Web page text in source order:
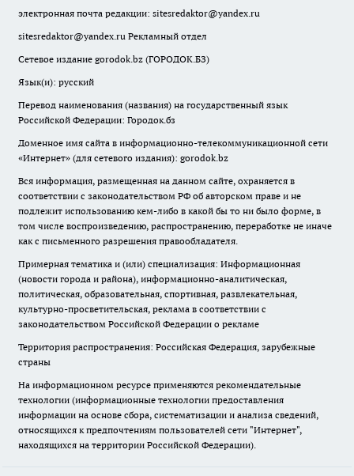
электронная почта редакции: sitesredaktor@yandex.ru
sitesredaktor@yandex.ru Рекламный отдел
Сетевое издание gorodok.bz (ГОРОДОК.БЗ)
Язык(и): русский
Перевод наименования (названия) на государственный язык
Российской Федерации: Городок.бз
Доменное имя сайта в информационно-телекоммуникационной сети
«Интернет» (для сетевого издания): gorodok.bz
Вся информация, размещенная на данном сайте, охраняется в
соответствии с законодательством РФ об авторском праве и не
подлежит использованию кем-либо в какой бы то ни было форме, в
том числе воспроизведению, распространению, переработке не иначе
как с письменного разрешения правообладателя.
Примерная тематика и (или) специализация: Информационная
(новости города и района), информационно-аналитическая,
политическая, образовательная, спортивная, развлекательная,
культурно-просветительская, реклама в соответствии с
законодательством Российской Федерации о рекламе
Территория распространения: Российская Федерация, зарубежные
страны
На информационном ресурсе применяются рекомендательные
технологии (информационные технологии предоставления
информации на основе сбора, систематизации и анализа сведений,
относящихся к предпочтениям пользователей сети "Интернет",
находящихся на территории Российской Федерации).